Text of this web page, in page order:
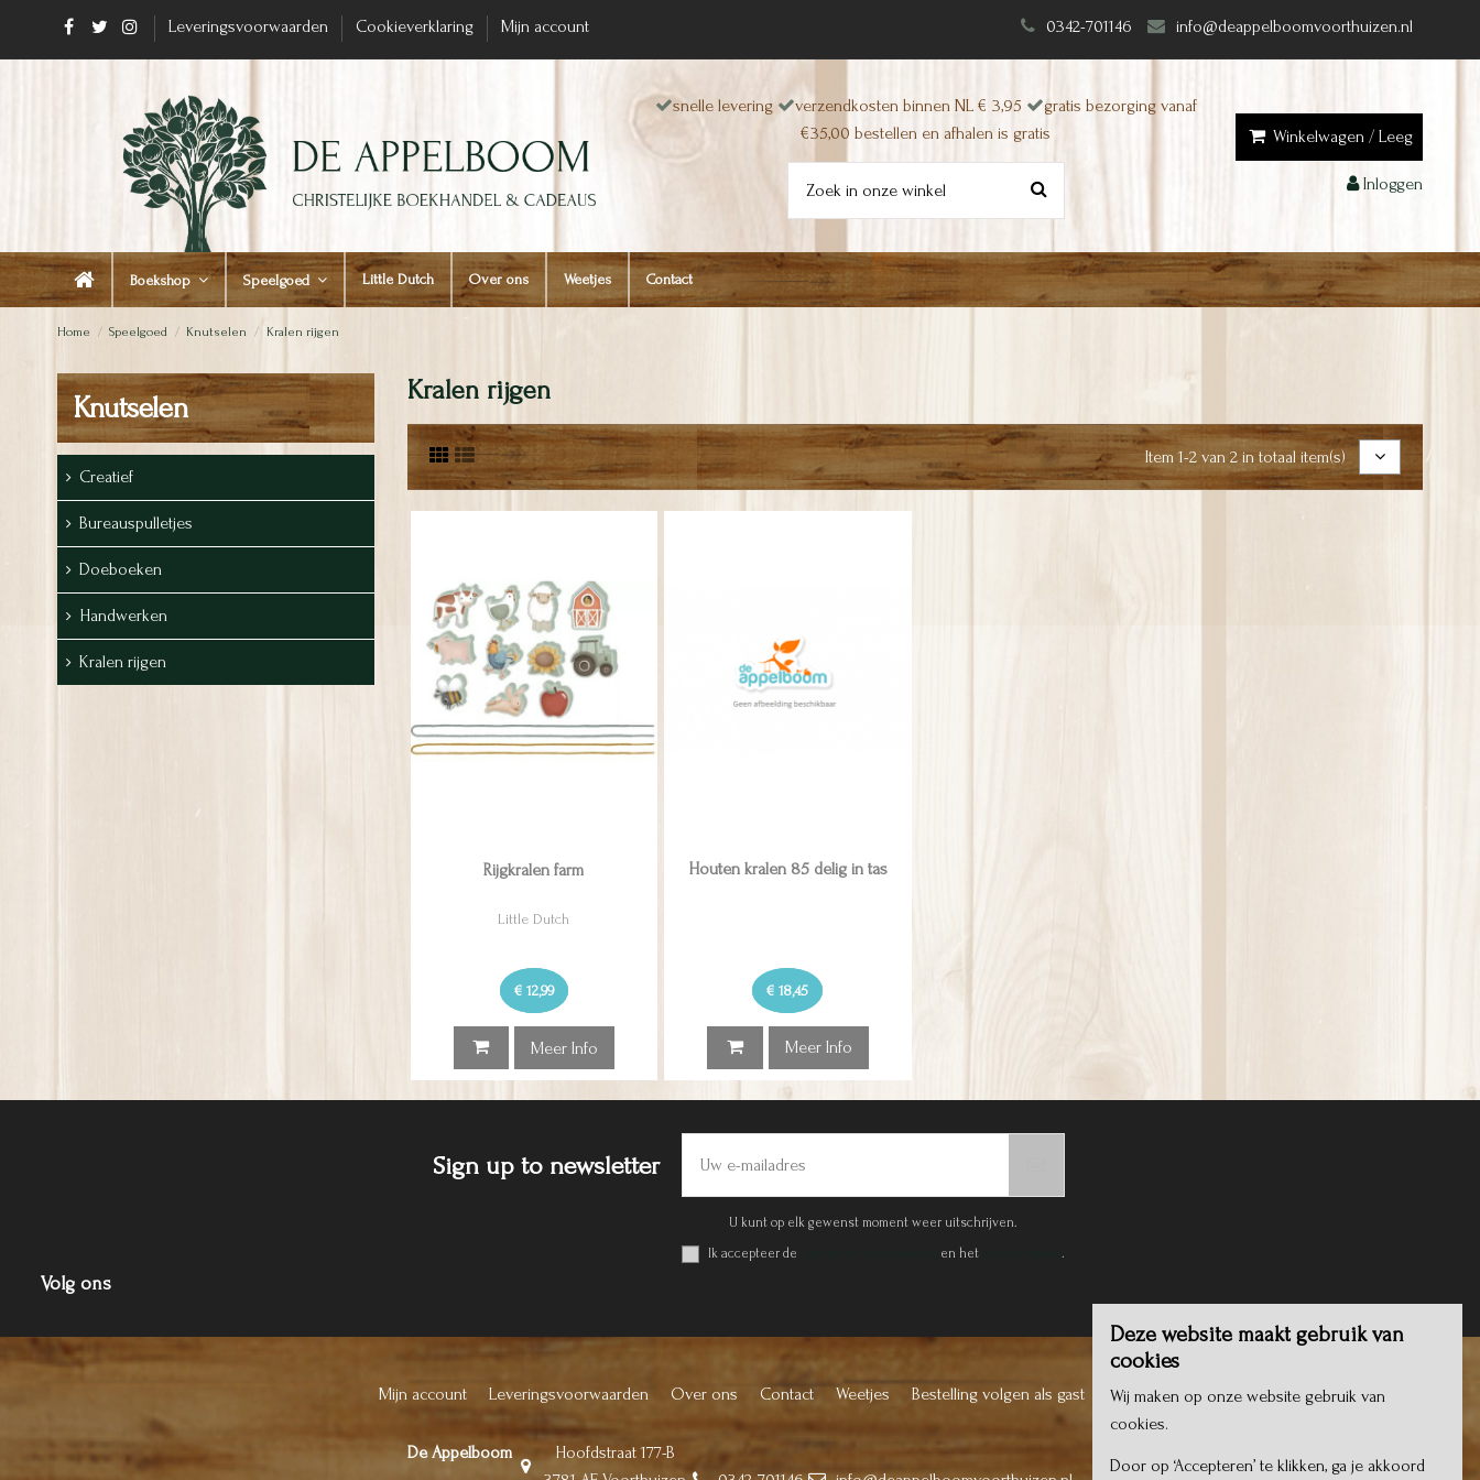
Leveringsvoorwaarden Cookieverklaring Mijn account 0342-701146 info@deappelboomvoorthuizen.nl
snelle levering verzendkosten binnen NL € 3,95
gratis bezorging vanaf
€35,00 bestellen en afhalen is gratis
Winkelwagen / Leeg
Inloggen
Boekshop Speelgoed Little Dutch Over ons Weetjes Contact
Home Speelgoed Knutselen Kralen rijgen
Kralen rijgen
Item 1-2 van 2 in totaal item(s)
Rijgkralen farm
Little Dutch
€ 12,99
Meer Info
Houten kralen 85 delig in tas
€ 18,45
Meer Info
Knutselen
Creatief
Bureauspulletjes
Doeboeken
Handwerken
Kralen rijgen
Sign up to newsletter
U kunt op elk gewenst moment weer uitschrijven.
Ik accepteer de
en het .
Volg ons
Mijn account Leveringsvoorwaarden Over ons Contact Weetjes Bestelling volgen als gast
De Appelboom
Hoofdstraat 177-B
Deze website maakt gebruik van
cookies
Wij maken op onze website gebruik van
cookies.
Door op ‘Accepteren’ te klikken, ga je akkoord